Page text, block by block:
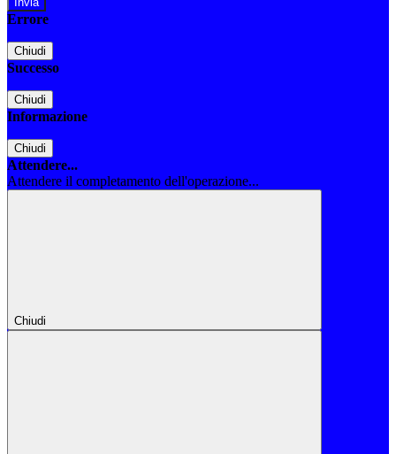
Errore
Chiudi
Successo
Chiudi
Informazione
Chiudi
Attendere...
Attendere il completamento dell'operazione...
Chiudi